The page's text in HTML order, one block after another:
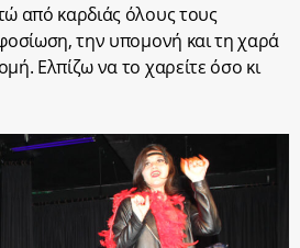
από καρδιάς όλους τους
την υπομονή και τη χαρά
Ελπίζω να το χαρείτε όσο κι